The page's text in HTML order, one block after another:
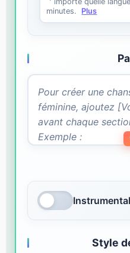
minutes.
Plus
Style